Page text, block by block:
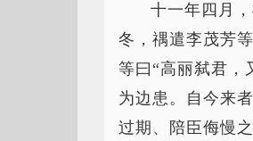
十一年四月
冬，禑遣李茂芳
等曰“高丽弑君，
为边患。自今来
过期、陪臣侮慢